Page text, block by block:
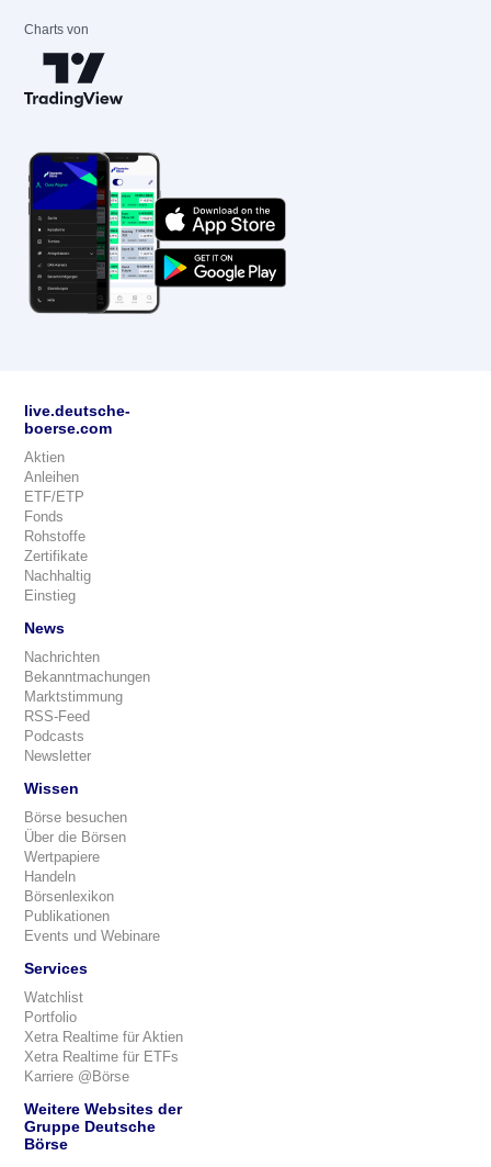
Charts von
live.deutsche-
boerse.com
Aktien
Anleihen
ETF/ETP
Fonds
Rohstoffe
Zertifikate
Nachhaltig
Einstieg
News
Nachrichten
Bekanntmachungen
Marktstimmung
RSS-Feed
Podcasts
Newsletter
Wissen
Börse besuchen
Über die Börsen
Wertpapiere
Handeln
Börsenlexikon
Publikationen
Events und Webinare
Services
Watchlist
Portfolio
Xetra Realtime für Aktien
Xetra Realtime für ETFs
Karriere @Börse
Weitere Websites der
Gruppe Deutsche
Börse